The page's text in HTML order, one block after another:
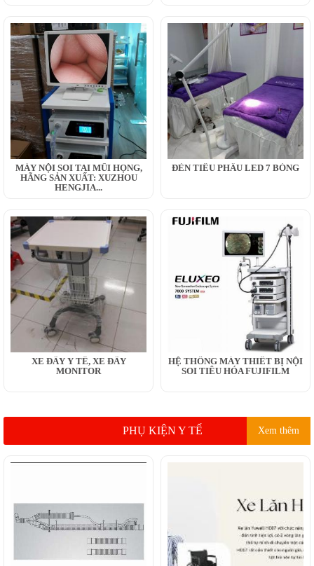
MÁY NỘI SOI TAI MŨI HỌNG,
HÃNG SẢN XUẤT: XUZHOU
HENGJIA...
ĐÈN TIỂU PHẪU LED 7 BÓNG
XE ĐẨY Y TẾ, XE ĐẨY
MONITOR
HỆ THỐNG MÁY THIẾT BỊ NỘI
SOI TIÊU HÓA FUJIFILM
PHỤ KIỆN Y TẾ Xem thêm